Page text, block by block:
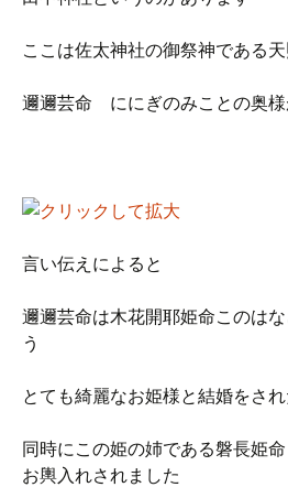
ここは佐太神社の御祭神である
邇邇芸命 ににぎのみことの奥様
言い伝えによると
邇邇芸命は木花開耶姫命このは
う
とても綺麗なお姫様と結婚をさ
同時にこの姫の姉である磐長姫
お輿入れされました